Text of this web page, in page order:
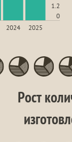
0
1.2
2024 2025
Рост